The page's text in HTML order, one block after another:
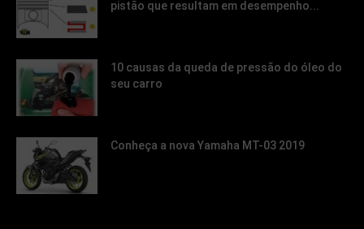
pistão que resultam em desempenho...
10 causas da queda de pressão do óleo do
seu carro
Conheça a nova Yamaha MT-03 2019